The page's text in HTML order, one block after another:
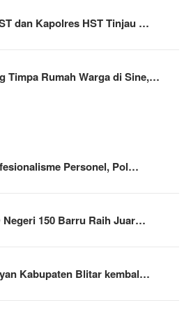
dan Kapolres HST Tinjau …
Timpa Rumah Warga di Sine,…
Personel, Pol…
Negeri 150 Barru Raih Juar…
Kabupaten Blitar kembal…